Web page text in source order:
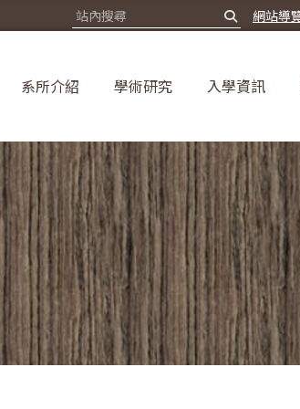
網站導
系所介紹 學術研究 入學資訊